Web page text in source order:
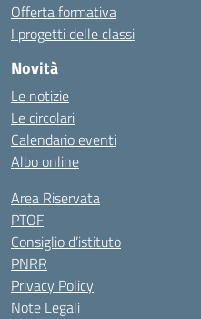
Offerta formativa
I progetti delle classi
Novità
Le notizie
Le circolari
Calendario eventi
Albo online
Area Riservata
PTOF
Consiglio d’istituto
PNRR
Privacy Policy
Note Legali